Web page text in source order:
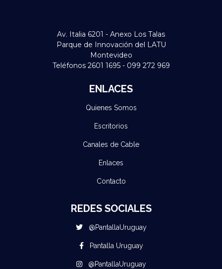
Av. Italia 6201 - Anexo Los Talas
Parque de Innovación del LATU
Montevideo
Teléfonos 2601 1695 - 099 272 969
ENLACES
Quienes Somos
Escritorios
Canales de Cable
Enlaces
Contacto
REDES SOCIALES
@PantallaUruguay
Pantalla Uruguay
@PantallaUruguay